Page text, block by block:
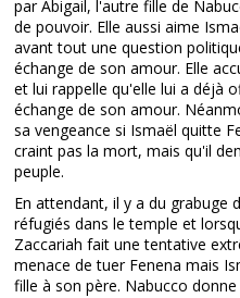
par Abigail, l'autre fille de
de pouvoir. Elle aussi aime
avant tout une question
échange de son amour. Elle
et lui rappelle qu'elle lui a déjà
échange de son amour.
sa vengeance si Ismaël quitte
craint pas la mort, mais qu'il
peuple.
En attendant, il y a du grabuge
réfugiés dans le temple et
Zaccariah fait une tentative
menace de tuer Fenena mais
fille à son père. Nabucco